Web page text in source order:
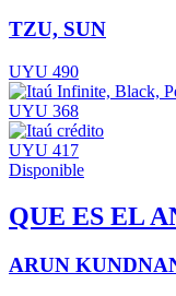
TZU, SUN
UYU 490
UYU 368
UYU 417
Disponible
QUE ES EL
ARUN